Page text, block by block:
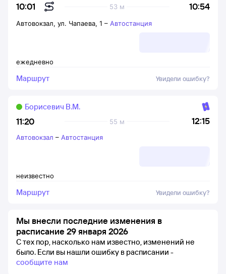
10:01 10:54
53 м
ежедневно
Автовокзал, ул. Чапаева, 1 – Автостанция
Маршрут Увидели ошибку?
11:20 12:15
55 м
Борисевич В.М.
неизвестно
Автовокзал – Автостанция
Маршрут Увидели ошибку?
Мы внесли последние изменения в
расписание 29 января 2026
С тех пор, насколько нам известно, изменений не
было. Если вы нашли ошибку в расписании -
сообщите нам